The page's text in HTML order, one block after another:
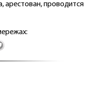
арестован, проводится